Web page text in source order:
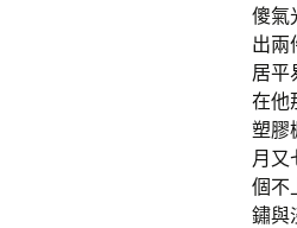
傻氣
出兩
居平
在他
塑膠
月又
個不
鏽與